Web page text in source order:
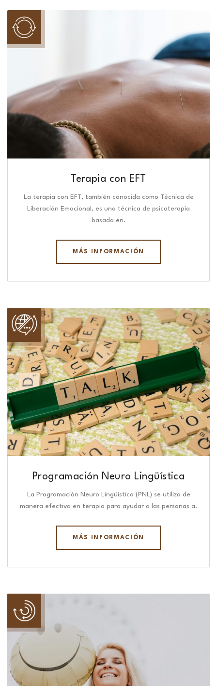
Terapia con EFT
La terapia con EFT, también conocida como Técnica de
Liberación Emocional, es una técnica de psicoterapia
basada en.
MÁS INFORMACIÓN
Programación Neuro Lingüística​
La Programación Neuro Lingüística (PNL) se utiliza de
manera efectiva en terapia para ayudar a las personas a.
MÁS INFORMACIÓN